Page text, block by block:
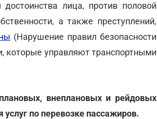
лица, против половой
а также преступлений,
(Нарушение правил безопасности
которые управляют транспортными
плановых, внеплановых и рейдовых
услуг по перевозке пассажиров.